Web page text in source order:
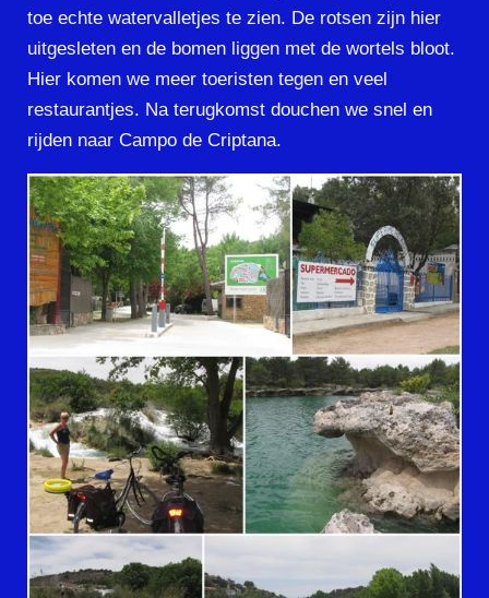
toe echte watervalletjes te zien. De rotsen zijn hier
uitgesleten en de bomen liggen met de wortels bloot.
Hier komen we meer toeristen tegen en veel
restaurantjes. Na terugkomst douchen we snel en
rijden naar Campo de Criptana.